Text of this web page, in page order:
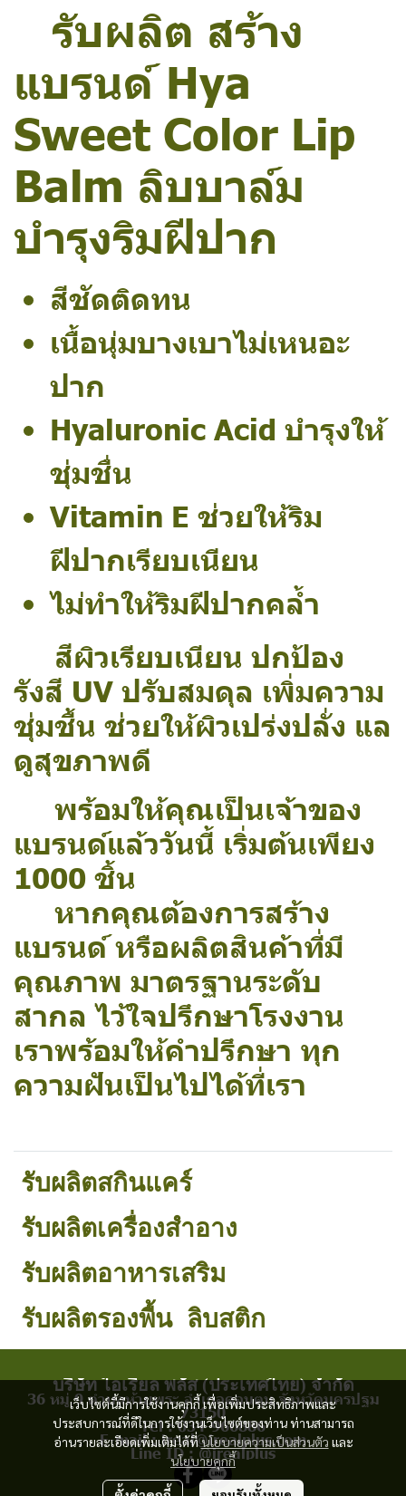
รับผลิต สร้าง
แบรนด์ Hya
Sweet Color Lip
Balm ลิบบาล์ม
บำรุงริมฝีปาก
สีชัดติดทน
เนื้อนุ่มบางเบาไม่เหนอะ
ปาก
Hyaluronic Acid บำรุงให้
ชุ่มชื่น
Vitamin E ช่วยให้ริม
ฝีปากเรียบเนียน
ไม่ทำให้ริมฝีปากคล้ำ
สีผิวเรียบเนียน ปกป้อง
รังสี UV ปรับสมดุล เพิ่มความ
ชุ่มชื้น ช่วยให้ผิวเปร่งปลั่ง แล
ดูสุขภาพดี
พร้อมให้คุณเป็นเจ้าของ
แบรนด์แล้ววันนี้ เริ่มต้นเพียง
1000 ชิ้น
หากคุณต้องการสร้าง
แบรนด์ หรือผลิตสินค้าที่มี
คุณภาพ มาตรฐานระดับ
สากล ไว้ใจปรึกษาโรงงาน
เราพร้อมให้คำปรึกษา ทุก
ความฝันเป็นไปได้ที่เรา
รับผลิตสกินแคร์
รับผลิตเครื่องสำอาง
รับผลิตอาหารเสริม
รับผลิตรองพื้น ลิบสติก
เว็บไซต์นี้มีการใช้งานคุกกี้ เพื่อเพิ่มประสิทธิภาพและ
ประสบการณ์ที่ดีในการใช้งานเว็บไซต์ของท่าน ท่านสามารถ
อ่านรายละเอียดเพิ่มเติมได้ที่นโยบายความเป็นส่วนตัว และ
นโยบายคุกกี้
บริษัท ไอเรียล พลัส (ประเทศไทย) จำกัด
36 หมู่ 9 ตำบลห้วยพระ อำเภอดอนตูม จังหวัดนครปฐม
73150
Tel : 034-966886
E-mail : ireal@irealplus.com
Line ID : @irealplus